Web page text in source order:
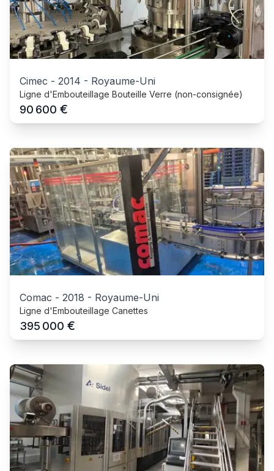
Cimec - 2014 - Royaume-Uni
Ligne d'Embouteillage Bouteille Verre (non-consignée)
90 600 €
Comac - 2018 - Royaume-Uni
Ligne d'Embouteillage Canettes
395 000 €